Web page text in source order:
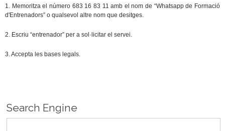
1. Memoritza el número 683 16 83 11 amb el nom de “Whatsapp de Formació
d'Entrenadors” o qualsevol altre nom que desitges.
2. Escriu “entrenador” per a sol·licitar el servei.
3. Accepta les bases legals.
Search Engine